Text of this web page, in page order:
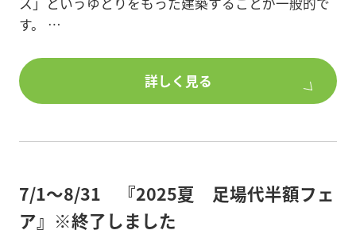
は、
す。
ジ」のプランにし、
1戸→2戸へ変わったことで2棟分の収益を得ること
が可能になりました。
他の物件との差別化を図りました。
詳しく見る
7/1～8/31 『2025夏 足場代半額フェ
ア』※終了しました